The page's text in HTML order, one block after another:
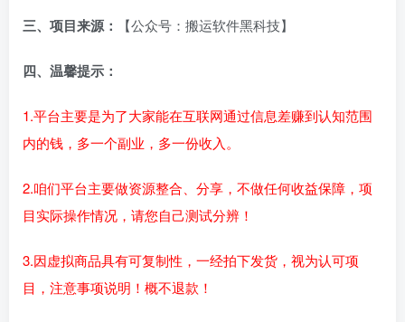
三、项目来源： 【公众号：搬运软件黑科技】
四、温馨提示：
1.平台主要是为了大家能在互联网通过信息差赚到认知范围
内的钱，多一个副业，多一份收入。
2.咱们平台主要做资源整合、分享，不做任何收益保障，项
目实际操作情况，请您自己测试分辨！
3.因虚拟商品具有可复制性，一经拍下发货，视为认可项
目，注意事项说明！概不退款！